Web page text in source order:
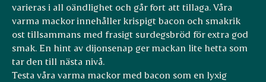
varieras i all oändlighet och går fort att tillaga. Våra
varma mackor innehåller krispigt bacon och smakrik
ost tillsammans med frasigt surdegsbröd för extra god
smak. En hint av dijonsenap ger mackan lite hetta som
tar den till nästa nivå.
Testa våra varma mackor med bacon som en lyxig